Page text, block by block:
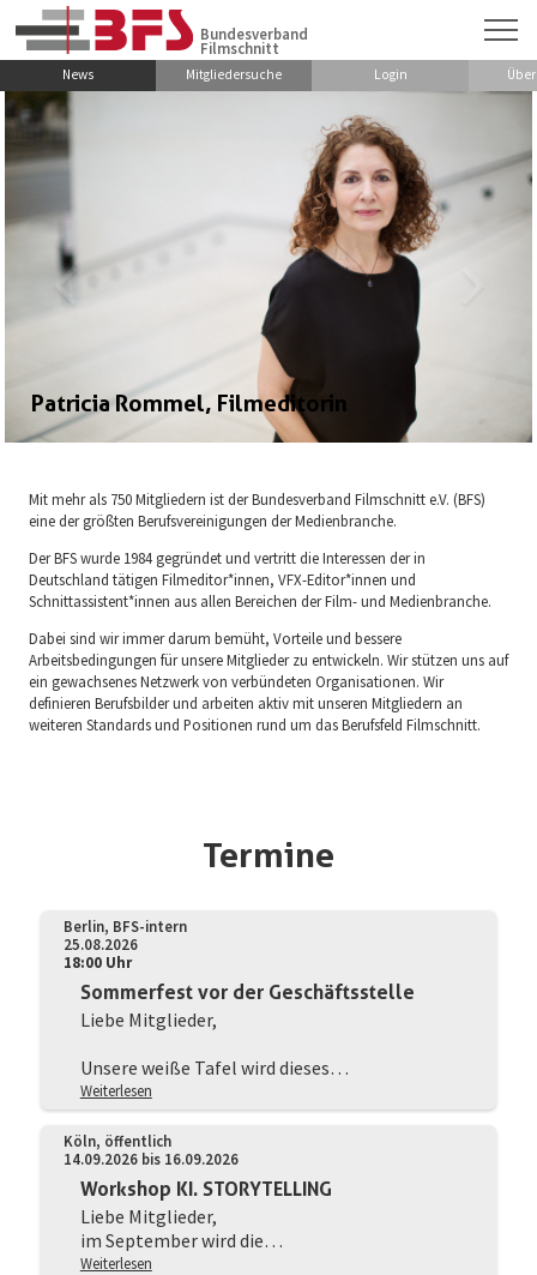
Zum Hauptinhalt springen
Bundesverband
Filmschnitt
News Mitgliedersuche Login
Patricia Rommel, Filmeditorin
Mit mehr als 750 Mitgliedern ist der Bundesverband Filmschnitt e.V. (BFS)
eine der größten Berufsvereinigungen der Medienbranche.
Der BFS wurde 1984 gegründet und vertritt die Interessen der in
Deutschland tätigen Filmeditor*innen, VFX-Editor*innen und
Schnittassistent*innen aus allen Bereichen der Film- und Medienbranche.
Dabei sind wir immer darum bemüht, Vorteile und bessere
Arbeitsbedingungen für unsere Mitglieder zu entwickeln. Wir stützen uns auf
ein gewachsenes Netzwerk von verbündeten Organisationen. Wir
definieren Berufsbilder und arbeiten aktiv mit unseren Mitgliedern an
weiteren Standards und Positionen rund um das Berufsfeld Filmschnitt.
Termine
Berlin, BFS-intern
25.08.2026
18:00 Uhr
Sommerfest vor der Geschäftsstelle
Liebe Mitglieder,
Unsere weiße Tafel wird dieses…
Weiterlesen
Köln, öffentlich
14.09.2026 bis 16.09.2026
Workshop KI. STORYTELLING
Liebe Mitglieder,
im September wird die…
Weiterlesen